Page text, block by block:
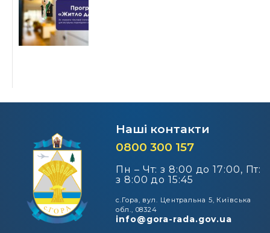
Наші контакти
0800 300 157
Пн – Чт: з 8:00 до 17:00, Пт:
з 8:00 до 15:45
с.Гора, вул. Центральна 5, Київська
обл., 08324
info@gora-rada.gov.ua